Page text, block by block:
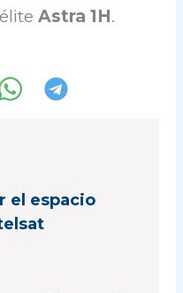
Astra 1H.
el espacio